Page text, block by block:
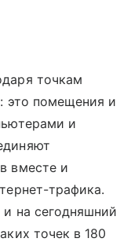
точкам
это помещения и
и
вместе и
трафика.
на сегодняшний
точек в 180